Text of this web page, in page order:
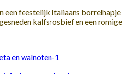
een feestelijk Italiaans borrelhapje
kalfsrosbief en een romige